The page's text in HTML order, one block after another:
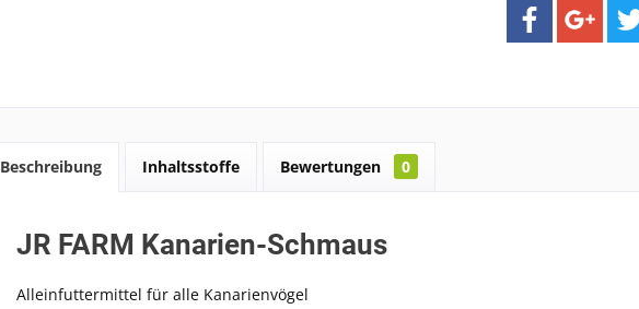
Beschreibung Inhaltsstoffe Bewertungen 0
JR FARM Kanarien-Schmaus
Alleinfuttermittel für alle Kanarienvögel